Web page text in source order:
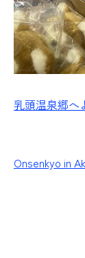
乳頭温泉郷へ
Onsenkyo in